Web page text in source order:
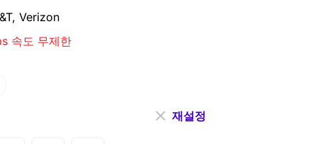
Verizon
속도 무제한
재설정